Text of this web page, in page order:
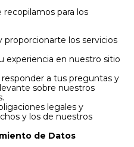
para los
proporcionarte los servicios
experiencia en nuestro sitio
a tus preguntas y
sobre nuestros
legales y
y los de nuestros
de Datos